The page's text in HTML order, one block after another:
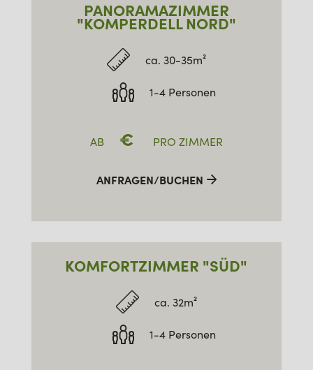
PANORAMAZIMMER
"KOMPERDELL NORD"
ca. 30-35m²
1-4 Personen
AB € PRO ZIMMER
ANFRAGEN/BUCHEN
KOMFORTZIMMER "SÜD"
ca. 32m²
1-4 Personen